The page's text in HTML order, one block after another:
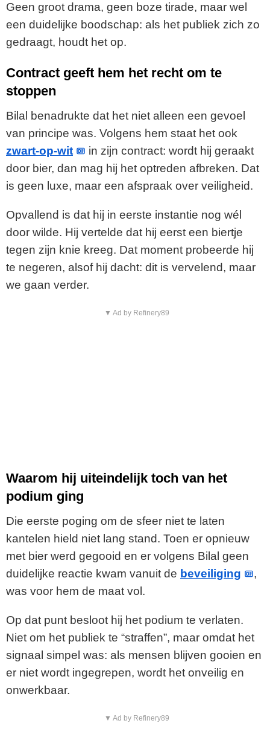
Geen groot drama, geen boze tirade, maar wel
een duidelijke boodschap: als het publiek zich zo
gedraagt, houdt het op.
Contract geeft hem het recht om te
stoppen
Bilal benadrukte dat het niet alleen een gevoel
van principe was. Volgens hem staat het ook
zwart-op-wit
in zijn contract: wordt hij geraakt
door bier, dan mag hij het optreden afbreken. Dat
is geen luxe, maar een afspraak over veiligheid.
Opvallend is dat hij in eerste instantie nog wél
door wilde. Hij vertelde dat hij eerst een biertje
tegen zijn knie kreeg. Dat moment probeerde hij
te negeren, alsof hij dacht: dit is vervelend, maar
we gaan verder.
▼ Ad by Refinery89
Waarom hij uiteindelijk toch van het
podium ging
Die eerste poging om de sfeer niet te laten
kantelen hield niet lang stand. Toen er opnieuw
met bier werd gegooid en er volgens Bilal geen
duidelijke reactie kwam vanuit de beveiliging
,
was voor hem de maat vol.
Op dat punt besloot hij het podium te verlaten.
Niet om het publiek te “straffen”, maar omdat het
signaal simpel was: als mensen blijven gooien en
er niet wordt ingegrepen, wordt het onveilig en
onwerkbaar.
▼ Ad by Refinery89